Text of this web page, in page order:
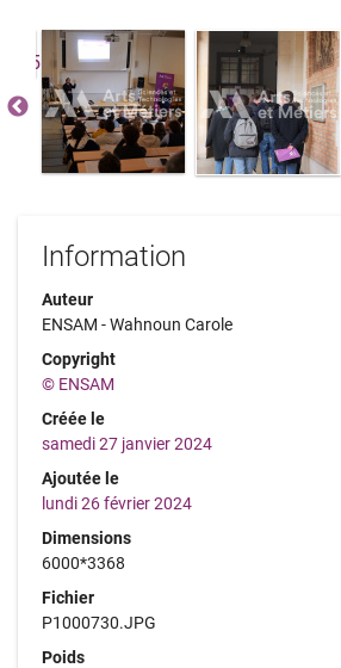
Information
Auteur
ENSAM - Wahnoun Carole
Copyright
© ENSAM
Créée le
samedi 27 janvier 2024
Ajoutée le
lundi 26 février 2024
Dimensions
6000*3368
Fichier
P1000730.JPG
Poids